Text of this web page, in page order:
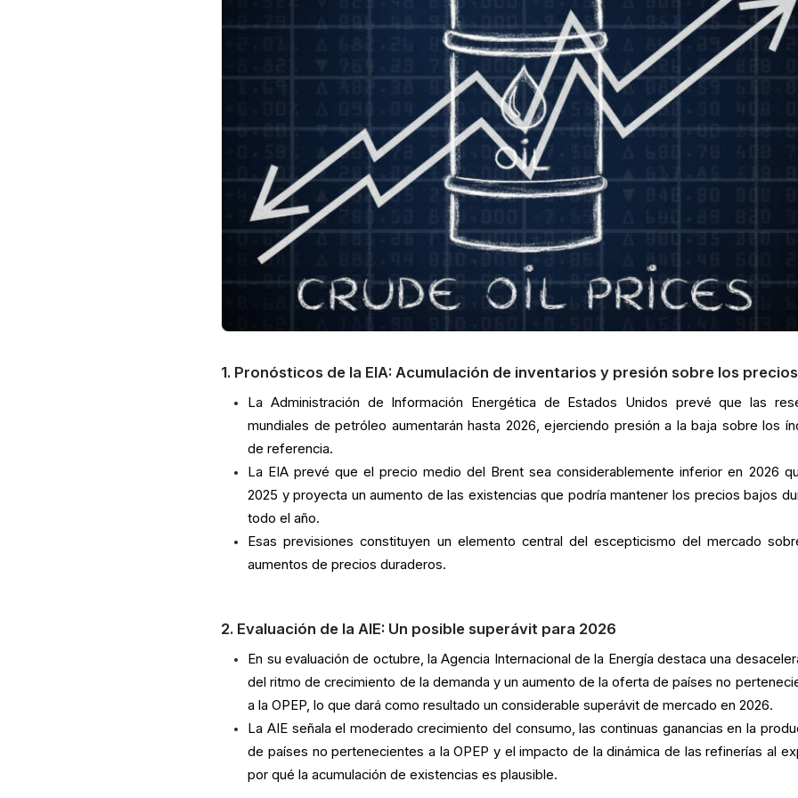
1. Pronósticos de la EIA: Acumulación de inventarios y presión sobre los precios
La Administración de Información Energética de Estados Unidos prevé que las
mundiales de petróleo aumentarán hasta 2026, ejerciendo presión a la baja sobre los
de referencia.
La EIA prevé que el precio medio del Brent sea considerablemente inferior en 2026
2025 y proyecta un aumento de las existencias que podría mantener los precios bajos
todo el año.
Esas previsiones constituyen un elemento central del escepticismo del mercado
aumentos de precios duraderos.
2. Evaluación de la AIE: Un posible superávit para 2026
En su evaluación de octubre, la Agencia Internacional de la Energía destaca una
del ritmo de crecimiento de la demanda y un aumento de la oferta de países no
a la OPEP, lo que dará como resultado un considerable superávit de mercado en 2026.
La AIE señala el moderado crecimiento del consumo, las continuas ganancias en la
de países no pertenecientes a la OPEP y el impacto de la dinámica de las refinerías al
por qué la acumulación de existencias es plausible.